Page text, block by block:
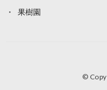
果樹園
©